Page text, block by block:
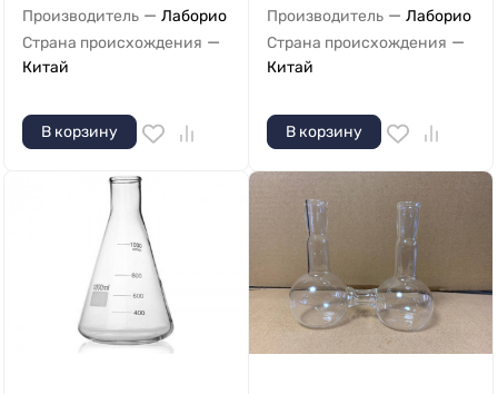
Производитель — Лаборио
Страна происхождения —
Китай
В корзину
Производитель — Лаборио
Страна происхождения —
Китай
В корзину